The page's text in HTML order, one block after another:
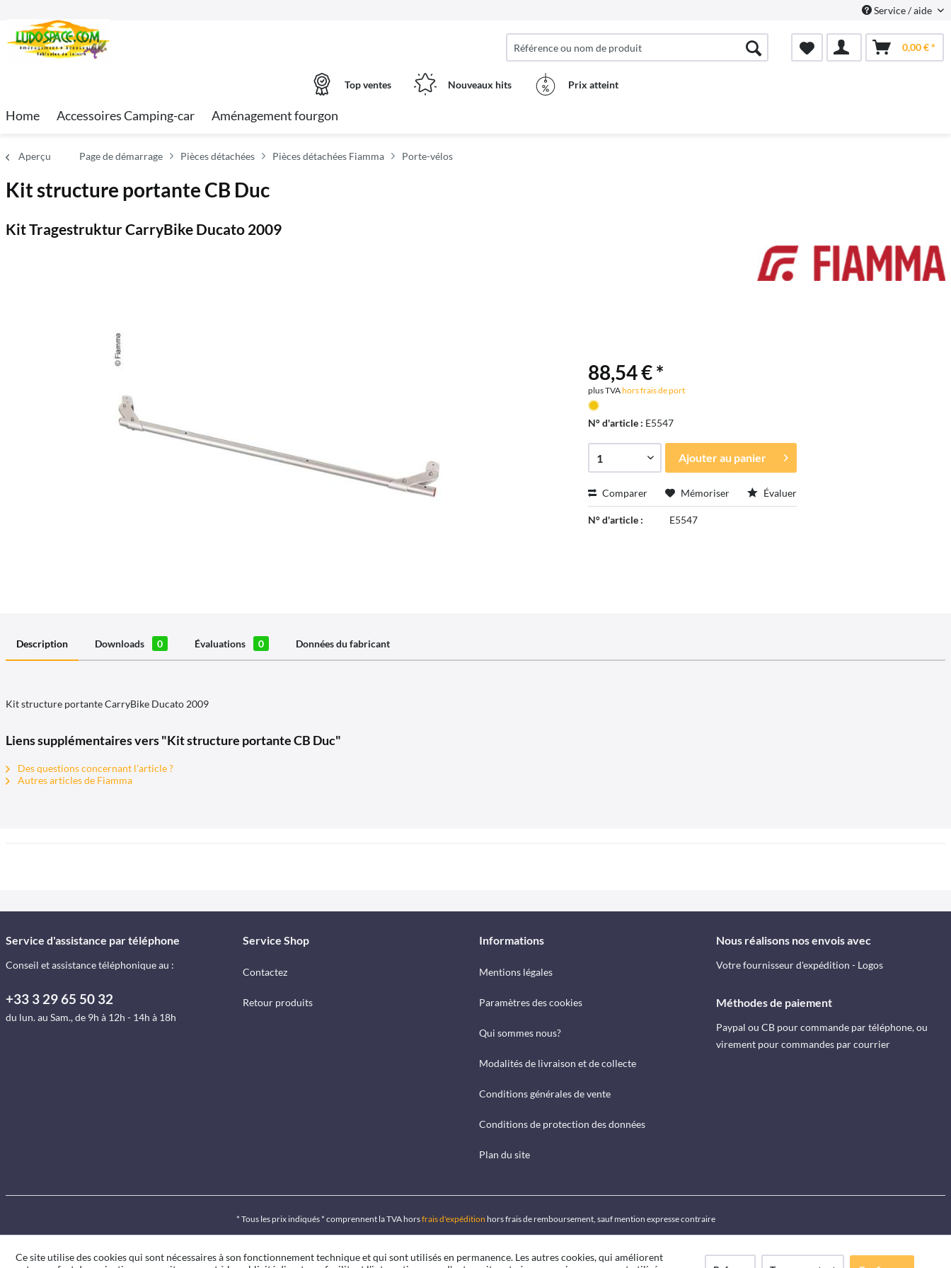
Service / aide
0,00 € *
Top ventes Nouveaux hits Prix ​​atteint
Home Accessoires Camping-car Aménagement fourgon
Aperçu Page de démarrage Pièces détachées Pièces détachées Fiamma Porte-vélos
Kit structure portante CB Duc
Kit Tragestruktur CarryBike Ducato 2009
88,54 € *
plus TVAhors frais de port
N° d'article : E5547
Ajouter au panier
Comparer Mémoriser Évaluer
N° d'article : E5547
Description Downloads 0 Évaluations 0 Données du fabricant
Kit structure portante CarryBike Ducato 2009
Liens supplémentaires vers "Kit structure portante CB Duc"
Des questions concernant l'article ?
Autres articles de Fiamma
Service d'assistance par téléphone
Conseil et assistance téléphonique au :
+33 3 29 65 50 32
du lun. au Sam., de 9h à 12h - 14h à 18h
Service Shop
Contactez
Retour produits
Informations
Mentions légales
Paramètres des cookies
Qui sommes nous?
Modalités de livraison et de collecte
Conditions générales de vente
Conditions de protection des données
Plan du site
Nous réalisons nos envois avec
Votre fournisseur d'expédition - Logos
Méthodes de paiement
Paypal ou CB pour commande par téléphone, ou
virement pour commandes par courrier
* Tous les prix indiqués * comprennent la TVA horsfrais d'expédition hors frais de remboursement, sauf mention expresse contraire
Ce site utilise des cookies qui sont nécessaires à son fonctionnement technique et qui sont utilisés en permanence. Les autres cookies, qui améliorent